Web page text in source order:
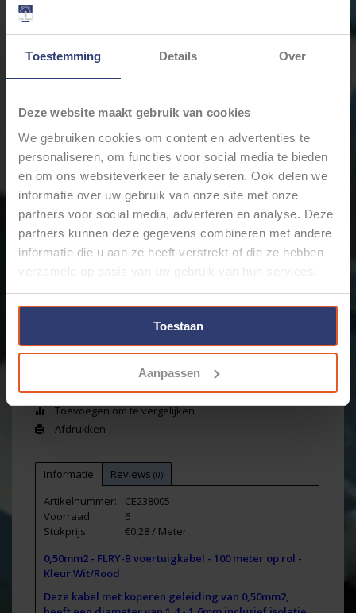
Toestemming Details Over
Deze website maakt gebruik van cookies
We gebruiken cookies om content en advertenties te
personaliseren, om functies voor social media te bieden
en om ons websiteverkeer te analyseren. Ook delen we
informatie over uw gebruik van onze site met onze
partners voor social media, adverteren en analyse. Deze
partners kunnen deze gegevens combineren met andere
informatie die u aan ze heeft verstrekt of die ze hebben
verzameld op basis van uw gebruik van hun services.
Toestaan
Aanpassen
€27,68Incl. btw
* Stukprijs: €0,28 / Meter
Levertijd: Bestellingen op ma. t/m vrij. voor 17:00 worden
dezelfde dag verstuurd.
Cable-Engineer
+
- Toevoegen aan winkelwagen
Email ons over dit product
Toevoegen om te vergelijken
Afdrukken
Informatie Reviews (0)
Artikelnummer:
CE238005
Voorraad:
6
Stukprijs:
€0,28 / Meter
0,50mm2 - FLRY-B voertuigkabel - 100 meter op rol -
Kleur Wit/Rood
Deze kabel met koperen geleiding van 0,50mm2,
heeft een diameter van 1,4 - 1,6mm inclusief isolatie.